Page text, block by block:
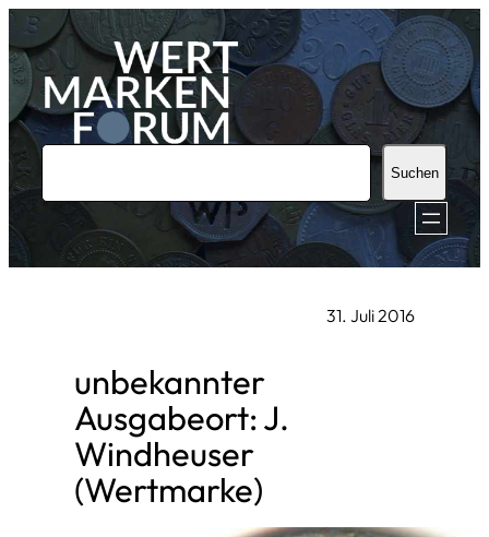
Zum
Inhalt
springen
u
h
Suchen
31. Juli 2016
unbekannter
Ausgabeort: J.
Windheuser
(Wertmarke)